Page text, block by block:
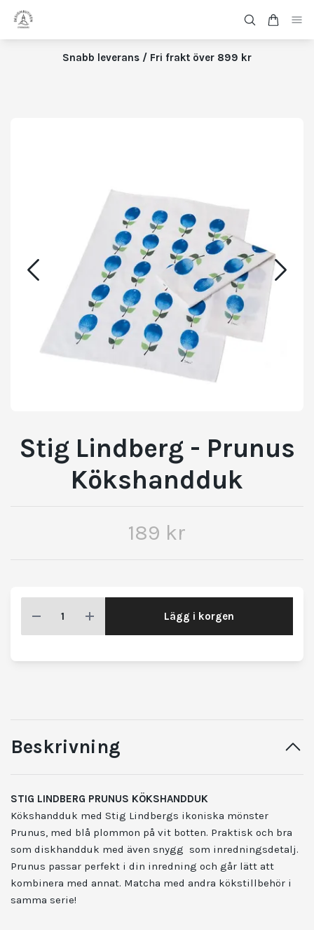
Snabb leverans / Fri frakt över 899 kr
Stig Lindberg - Prunus
Kökshandduk
189 kr
Lägg i korgen
Beskrivning
STIG LINDBERG PRUNUS KÖKSHANDDUK
Kökshandduk med Stig Lindbergs ikoniska mönster
Prunus, med blå plommon på vit botten. Praktisk och bra
som diskhandduk med även snygg som inredningsdetalj.
Prunus passar perfekt i din inredning och går lätt att
kombinera med annat. Matcha med andra kökstillbehör i
samma serie!